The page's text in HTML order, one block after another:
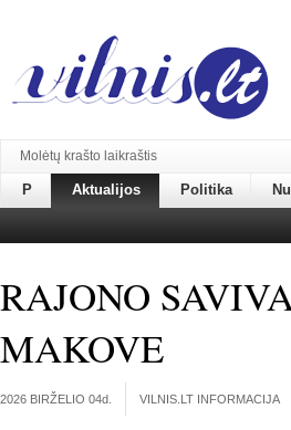
Molėtų krašto laikraštis
P Aktualijos Politika
RAJONO
MAKOVE
2026 BIRŽELIO 04d. VILNIS.LT INFORMACIJA